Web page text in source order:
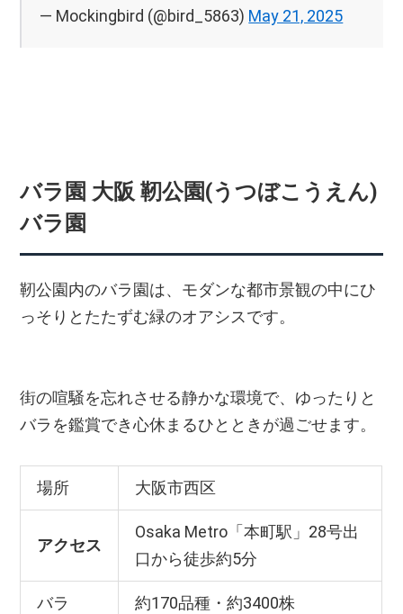
— Mockingbird (@bird_5863) May 21, 2025
バラ園 大阪 靭公園(うつぼこうえん)
バラ園
靭公園内のバラ園は、モダンな都市景観の中にひ
っそりとたたずむ緑のオアシスです。
街の喧騒を忘れさせる静かな環境で、ゆったりと
バラを鑑賞でき心休まるひとときが過ごせます。
場所 大阪市西区
アクセス
Osaka Metro「本町駅」28号出
口から徒歩約5分
バラ 約170品種・約3400株